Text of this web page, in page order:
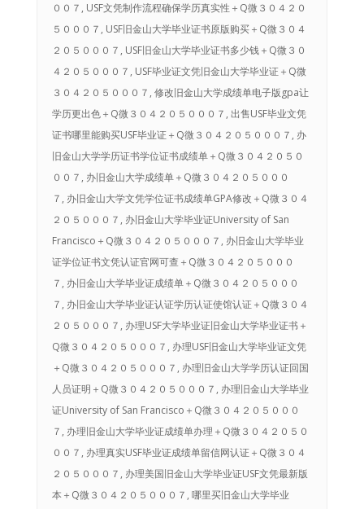
００７, USF文凭制作流程确保学历真实性＋Q微３０４２０
５０００７, USF旧金山大学毕业证书原版购买＋Q微３０４
２０５０００７, USF旧金山大学毕业证书多少钱＋Q微３０
４２０５０００７, USF毕业证文凭旧金山大学毕业证＋Q微
３０４２０５０００７, 修改旧金山大学成绩单电子版gpa让
学历更出色＋Q微３０４２０５０００７, 出售USF毕业文凭
证书哪里能购买USF毕业证＋Q微３０４２０５０００７, 办
旧金山大学学历证书学位证书成绩单＋Q微３０４２０５０
００７, 办旧金山大学成绩单＋Q微３０４２０５０００
７, 办旧金山大学文凭学位证书成绩单GPA修改＋Q微３０４
２０５０００７, 办旧金山大学毕业证University of San
Francisco＋Q微３０４２０５０００７, 办旧金山大学毕业
证学位证书文凭认证官网可查＋Q微３０４２０５０００
７, 办旧金山大学毕业证成绩单＋Q微３０４２０５０００
７, 办旧金山大学毕业证认证学历认证使馆认证＋Q微３０４
２０５０００７, 办理USF大学毕业证旧金山大学毕业证书＋
Q微３０４２０５０００７, 办理USF旧金山大学毕业证文凭
＋Q微３０４２０５０００７, 办理旧金山大学学历认证回国
人员证明＋Q微３０４２０５０００７, 办理旧金山大学毕业
证University of San Francisco＋Q微３０４２０５０００
７, 办理旧金山大学毕业证成绩单办理＋Q微３０４２０５０
００７, 办理真实USF毕业证成绩单留信网认证＋Q微３０４
２０５０００７, 办理美国旧金山大学毕业证USF文凭最新版
本＋Q微３０４２０５０００７, 哪里买旧金山大学毕业